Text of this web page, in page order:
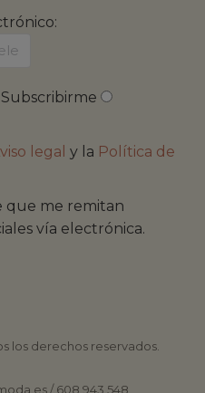
Subscribirme
legal y la Política de
que me remitan
vía electrónica.
los derechos reservados.
/ 608 943 548